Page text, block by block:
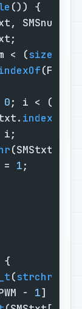
< (sizeof
(Func[
0; i < (
indexOf
(SMStxt,
=
1
(strchr
- 1] >=